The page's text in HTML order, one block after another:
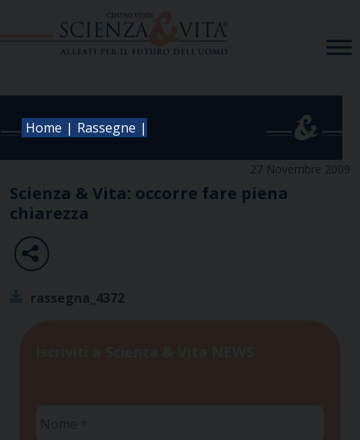
Home | Rassegne |
27 Novembre 2009
Scienza & Vita: occorre fare piena
chiarezza
rassegna_4372